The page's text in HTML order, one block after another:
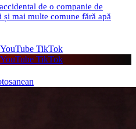
de o companie de
mai multe comune fără apă
YouTube TikTok
YouTube TikTok